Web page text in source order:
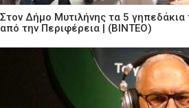
Στον Δήμο Μυτιλήνης τα 5
από την Περιφέρεια | (ΒΙΝΤΕΟ)